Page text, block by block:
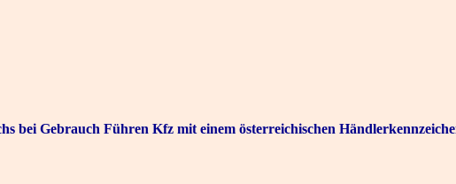
bei Gebrauch Führen Kfz mit einem österreichischen